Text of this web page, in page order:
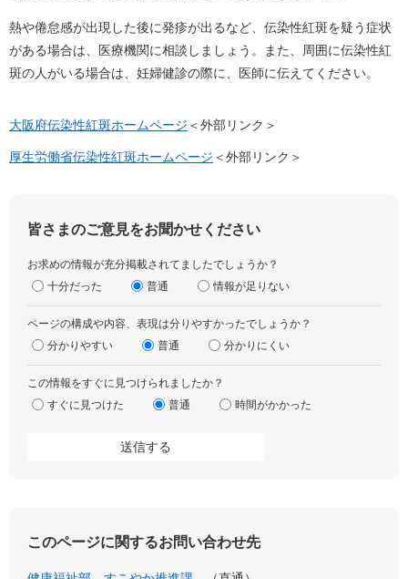
熱や倦怠感が出現した後に発疹が出るなど、伝染性紅斑を疑う症状
がある場合は、医療機関に相談しましょう。また、周囲に伝染性紅
斑の人がいる場合は、妊婦健診の際に、医師に伝えてください。
大阪府伝染性紅斑ホームページ ＜外部リンク＞
厚生労働省伝染性紅斑ホームページ ＜外部リンク＞
皆さまのご意見をお聞かせください
お求めの情報が充分掲載されてましたでしょうか？
十分だった
普通 情報が足りない
ページの構成や内容、表現は分りやすかったでしょうか？
分かりやすい
普通 分かりにくい
この情報をすぐに見つけられましたか？
すぐに見つけた
普通 時間がかかった
このページに関するお問い合わせ先